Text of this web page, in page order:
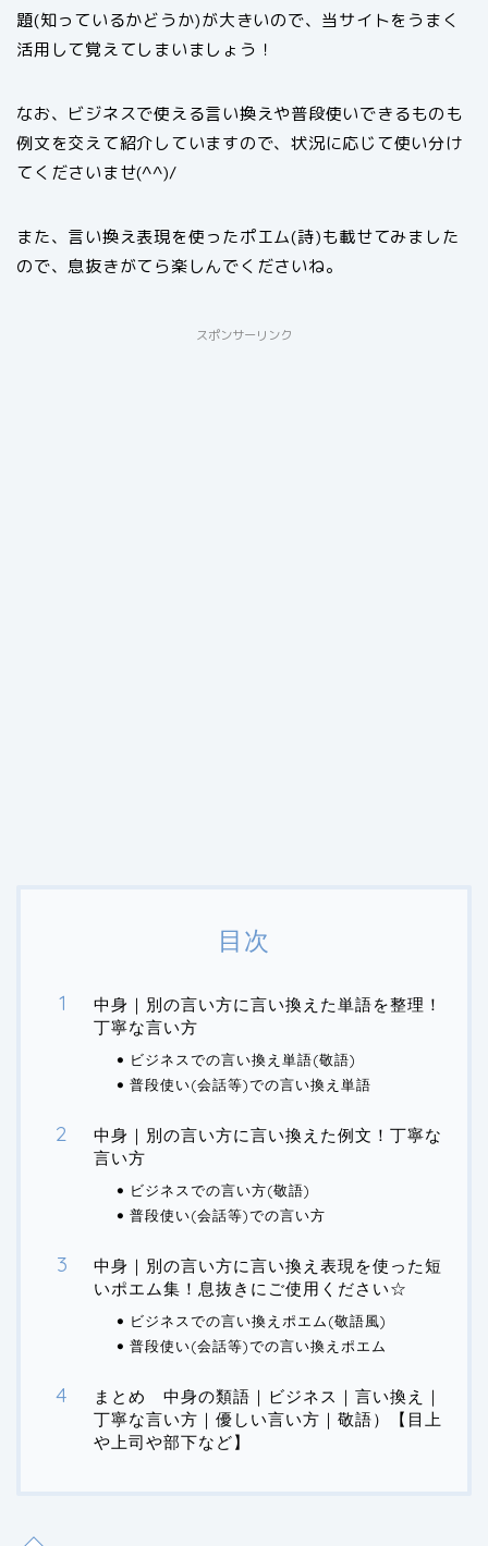
題(知っているかどうか)が大きいので、当サイトをうまく
活用して覚えてしまいましょう！
なお、ビジネスで使える言い換えや普段使いできるものも
例文を交えて紹介していますので、状況に応じて使い分け
てくださいませ(^^)/
また、言い換え表現を使ったポエム(詩)も載せてみました
ので、息抜きがてら楽しんでくださいね。
スポンサーリンク
目次
中身｜別の言い方に言い換えた単語を整理！
丁寧な言い方
ビジネスでの言い換え単語(敬語)
普段使い(会話等)での言い換え単語
中身｜別の言い方に言い換えた例文！丁寧な
言い方
ビジネスでの言い方(敬語)
普段使い(会話等)での言い方
中身｜別の言い方に言い換え表現を使った短
いポエム集！息抜きにご使用ください☆
ビジネスでの言い換えポエム(敬語風)
普段使い(会話等)での言い換えポエム
まとめ 中身の類語｜ビジネス｜言い換え｜
丁寧な言い方｜優しい言い方｜敬語）【目上
や上司や部下など】